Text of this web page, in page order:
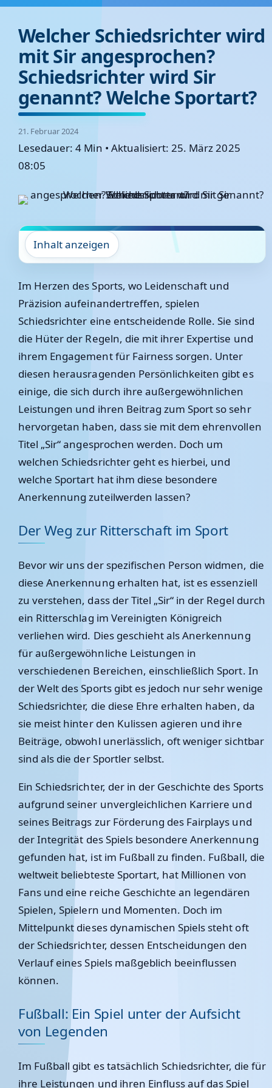
Welcher Schiedsrichter wird
mit Sir angesprochen?
Schiedsrichter wird Sir
genannt? Welche Sportart?
21. Februar 2024
Lesedauer: 4 Min • Aktualisiert: 25. März 2025
08:05
Inhalt anzeigen
Im Herzen des Sports, wo Leidenschaft und
Präzision aufeinandertreffen, spielen
Schiedsrichter eine entscheidende Rolle. Sie sind
die Hüter der Regeln, die mit ihrer Expertise und
ihrem Engagement für Fairness sorgen. Unter
diesen herausragenden Persönlichkeiten gibt es
einige, die sich durch ihre außergewöhnlichen
Leistungen und ihren Beitrag zum Sport so sehr
hervorgetan haben, dass sie mit dem ehrenvollen
Titel „Sir“ angesprochen werden. Doch um
welchen Schiedsrichter geht es hierbei, und
welche Sportart hat ihm diese besondere
Anerkennung zuteilwerden lassen?
Der Weg zur Ritterschaft im Sport
Bevor wir uns der spezifischen Person widmen, die
diese Anerkennung erhalten hat, ist es essenziell
zu verstehen, dass der Titel „Sir“ in der Regel durch
ein Ritterschlag im Vereinigten Königreich
verliehen wird. Dies geschieht als Anerkennung
für außergewöhnliche Leistungen in
verschiedenen Bereichen, einschließlich Sport. In
der Welt des Sports gibt es jedoch nur sehr wenige
Schiedsrichter, die diese Ehre erhalten haben, da
sie meist hinter den Kulissen agieren und ihre
Beiträge, obwohl unerlässlich, oft weniger sichtbar
sind als die der Sportler selbst.
Ein Schiedsrichter, der in der Geschichte des Sports
aufgrund seiner unvergleichlichen Karriere und
seines Beitrags zur Förderung des Fairplays und
der Integrität des Spiels besondere Anerkennung
gefunden hat, ist im Fußball zu finden. Fußball, die
weltweit beliebteste Sportart, hat Millionen von
Fans und eine reiche Geschichte an legendären
Spielen, Spielern und Momenten. Doch im
Mittelpunkt dieses dynamischen Spiels steht oft
der Schiedsrichter, dessen Entscheidungen den
Verlauf eines Spiels maßgeblich beeinflussen
können.
Fußball: Ein Spiel unter der Aufsicht
von Legenden
Im Fußball gibt es tatsächlich Schiedsrichter, die für
ihre Leistungen und ihren Einfluss auf das Spiel